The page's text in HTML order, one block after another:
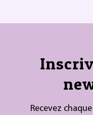
Recevez